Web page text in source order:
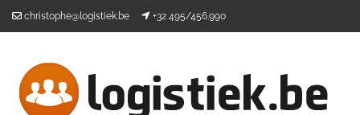
christophe@logistiek.be +32 495/456.990